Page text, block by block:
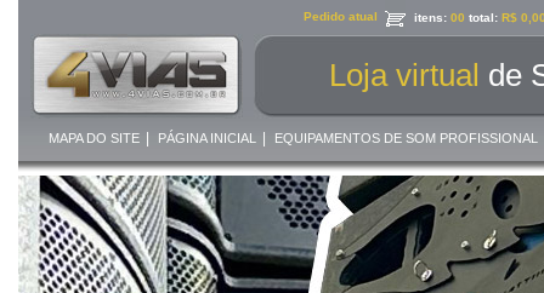
Pedido atual itens: 00 total: R$
Loja virtual de
MAPA DO SITE| PÁGINA INICIAL | EQUIPAMENTOS DE SOM PROFISSIONAL